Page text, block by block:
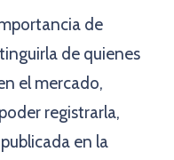
de
de quienes
el mercado,
registrarla,
en la